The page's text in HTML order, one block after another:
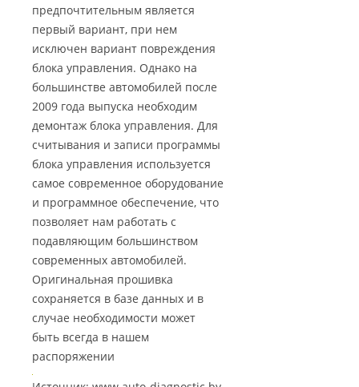
предпочтительным является
первый вариант, при нем
исключен вариант повреждения
блока управления. Однако на
большинстве автомобилей после
2009 года выпуска необходим
демонтаж блока управления. Для
считывания и записи программы
блока управления используется
самое современное оборудование
и программное обеспечение, что
позволяет нам работать с
подавляющим большинством
современных автомобилей.
Оригинальная прошивка
сохраняется в базе данных и в
случае необходимости может
быть всегда в нашем
распоряжении